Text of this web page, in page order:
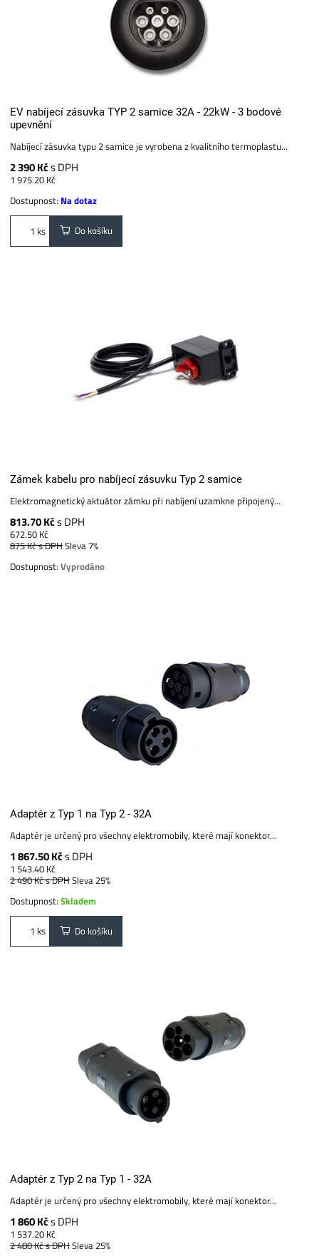
EV nabíjecí zásuvka TYP 2 samice 32A - 22kW - 3 bodové
upevnění
Nabíjecí zásuvka typu 2 samice je vyrobena z kvalitního termoplastu...
2 390 Kčs DPH
1 975.20 Kč
Dostupnost: Na dotaz
ks Do košíku
Zámek kabelu pro nabíjecí zásuvku Typ 2 samice
Elektromagnetický aktuátor zámku při nabíjení uzamkne připojený...
813.70 Kčs DPH
672.50 Kč
875 Kčs DPHSleva 7%
Dostupnost:Vyprodáno
Adaptér z Typ 1 na Typ 2 - 32A
Adaptér je určený pro všechny elektromobily, které mají konektor...
1 867.50 Kčs DPH
1 543.40 Kč
2 490 Kčs DPHSleva 25%
Dostupnost:Skladem
ks Do košíku
Adaptér z Typ 2 na Typ 1 - 32A
Adaptér je určený pro všechny elektromobily, které mají konektor...
1 860 Kčs DPH
1 537.20 Kč
2 480 Kčs DPHSleva 25%